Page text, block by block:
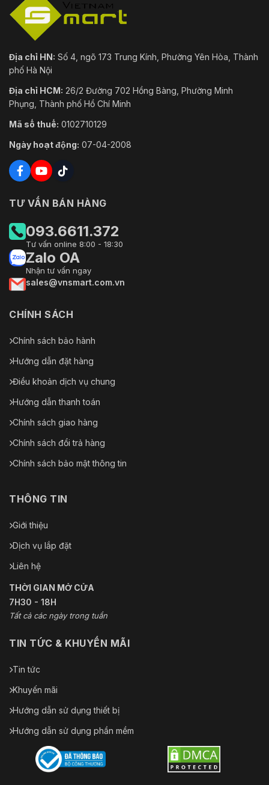
Địa chỉ HN: Số 4, ngõ 173 Trung Kính, Phường Yên Hòa, Thành
phố Hà Nội
Địa chỉ HCM: 26/2 Đường 702 Hồng Bàng, Phường Minh
Phụng, Thành phố Hồ Chí Minh
Mã số thuế: 0102710129
Ngày hoạt động: 07-04-2008
TƯ VẤN BÁN HÀNG
093.6611.372
Tư vấn online 8:00 - 18:30
Zalo OA
Nhận tư vấn ngay
sales@vnsmart.com.vn
CHÍNH SÁCH
Chính sách bảo hành
Hướng dẫn đặt hàng
Điều khoản dịch vụ chung
Hướng dẫn thanh toán
Chính sách giao hàng
Chính sách đổi trả hàng
Chính sách bảo mật thông tin
THÔNG TIN
Giới thiệu
Dịch vụ lắp đặt
Liên hệ
THỜI GIAN MỞ CỬA
7H30 - 18H
Tất cả các ngày trong tuần
TIN TỨC & KHUYẾN MÃI
Tin tức
Khuyến mãi
Hướng dẫn sử dụng thiết bị
Hướng dẫn sử dụng phần mềm